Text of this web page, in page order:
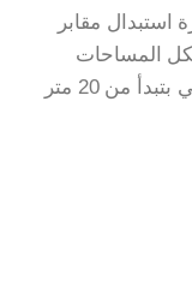
استبدال مقابر
المساحات
والمناطق داخل القاهرة والجيزة، واللي بتبدأ من 20 متر